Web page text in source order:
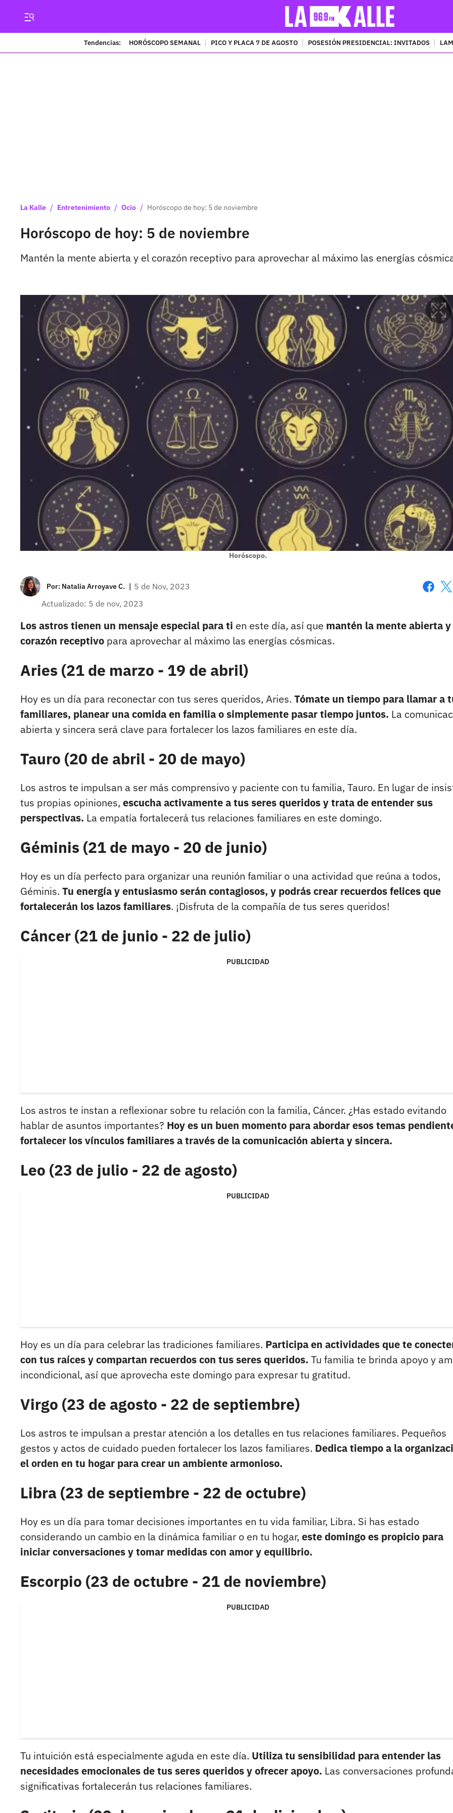
Tendencias: HORÓSCOPO SEMANAL PICO Y PLACA 7 DE AGOSTO POSESIÓN PRESIDENCIAL: INVITADOS
La Kalle / Entretenimiento / Ocio / Horóscopo de hoy: 5 de noviembre
Horóscopo de hoy: 5 de noviembre
Mantén la mente abierta y el corazón receptivo para aprovechar al máximo las energías
Horóscopo.
Por: Natalia Arroyave C. | 5 de Nov, 2023
Actualizado: 5 de nov, 2023
Los astros tienen un mensaje especial para ti en este día, así que mantén la mente abierta
corazón receptivo para aprovechar al máximo las energías cósmicas.
Aries (21 de marzo - 19 de abril)
Hoy es un día para reconectar con tus seres queridos, Aries. Tómate un tiempo para llamar a
familiares, planear una comida en familia o simplemente pasar tiempo juntos. La
abierta y sincera será clave para fortalecer los lazos familiares en este día.
Tauro (20 de abril - 20 de mayo)
Los astros te impulsan a ser más comprensivo y paciente con tu familia, Tauro. En lugar de
tus propias opiniones, escucha activamente a tus seres queridos y trata de entender sus
perspectivas. La empatía fortalecerá tus relaciones familiares en este domingo.
Géminis (21 de mayo - 20 de junio)
Hoy es un día perfecto para organizar una reunión familiar o una actividad que reúna a todos,
Géminis. Tu energía y entusiasmo serán contagiosos, y podrás crear recuerdos felices que
fortalecerán los lazos familiares. ¡Disfruta de la compañía de tus seres queridos!
Cáncer (21 de junio - 22 de julio)
PUBLICIDAD
Los astros te instan a reflexionar sobre tu relación con la familia, Cáncer. ¿Has estado evitando
hablar de asuntos importantes? Hoy es un buen momento para abordar esos temas
fortalecer los vínculos familiares a través de la comunicación abierta y sincera.
Leo (23 de julio - 22 de agosto)
PUBLICIDAD
Hoy es un día para celebrar las tradiciones familiares. Participa en actividades que te
con tus raíces y compartan recuerdos con tus seres queridos. Tu familia te brinda apoyo y
incondicional, así que aprovecha este domingo para expresar tu gratitud.
Virgo (23 de agosto - 22 de septiembre)
Los astros te impulsan a prestar atención a los detalles en tus relaciones familiares. Pequeños
gestos y actos de cuidado pueden fortalecer los lazos familiares. Dedica tiempo a la
el orden en tu hogar para crear un ambiente armonioso.
Libra (23 de septiembre - 22 de octubre)
Hoy es un día para tomar decisiones importantes en tu vida familiar, Libra. Si has estado
considerando un cambio en la dinámica familiar o en tu hogar, este domingo es propicio para
iniciar conversaciones y tomar medidas con amor y equilibrio.
Escorpio (23 de octubre - 21 de noviembre)
PUBLICIDAD
Tu intuición está especialmente aguda en este día. Utiliza tu sensibilidad para entender las
necesidades emocionales de tus seres queridos y ofrecer apoyo. Las conversaciones
significativas fortalecerán tus relaciones familiares.